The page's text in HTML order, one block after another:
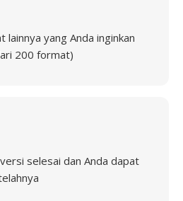
lainnya yang Anda inginkan
200 format)
selesai dan Anda dapat